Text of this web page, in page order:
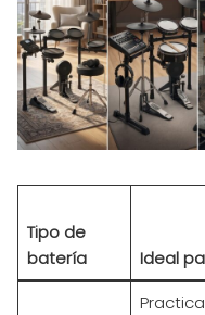
Tipo de
batería
Ideal